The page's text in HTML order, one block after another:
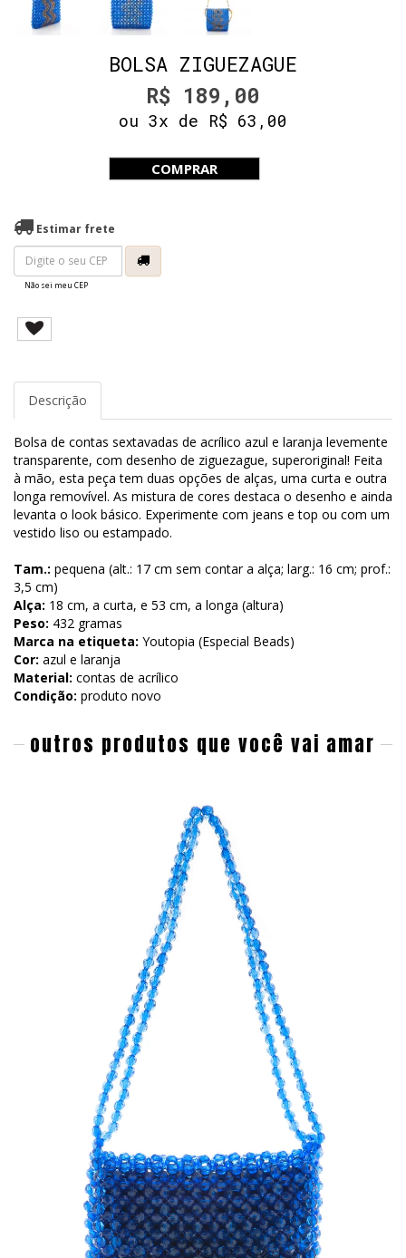
BOLSA ZIGUEZAGUE
R$ 189,00
ou 3x de R$ 63,00
COMPRAR
Estimar frete
Não sei meu CEP
Descrição
Bolsa de contas sextavadas de acrílico azul e laranja levemente
transparente, com desenho de ziguezague, superoriginal! Feita
à mão, esta peça tem duas opções de alças, uma curta e outra
longa removível. As mistura de cores destaca o desenho e ainda
levanta o look básico. Experimente com jeans e top ou com um
vestido liso ou estampado.
Tam.: pequena (alt.: 17 cm sem contar a alça; larg.: 16 cm; prof.:
3,5 cm)
Alça: 18 cm, a curta, e 53 cm, a longa (altura)
Peso: 432 gramas
Marca na etiqueta: Youtopia (Especial Beads)
Cor: azul e laranja
Material: contas de acrílico
Condição: produto novo
outros produtos que você vai amar